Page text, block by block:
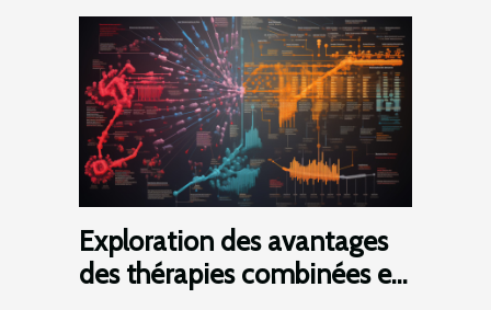
Exploration des avantages
des thérapies combinées en